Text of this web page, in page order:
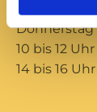
Donnerstag
10 bis 12 Uhr
14 bis 16 Uhr